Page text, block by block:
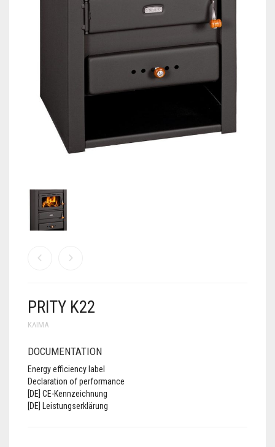
PRITY K22
ΚΛΊΜΑ
DOCUMENTATION
Energy efficiency label
Declaration of performance
[DE] CE-Kennzeichnung
[DE] Leistungserklärung